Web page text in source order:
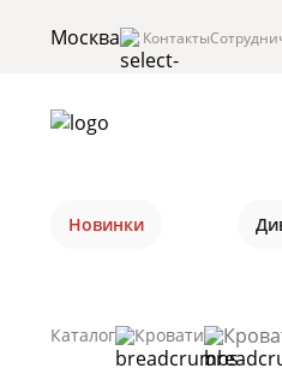
Москва Контакты
Новинки
Каталог Кровати